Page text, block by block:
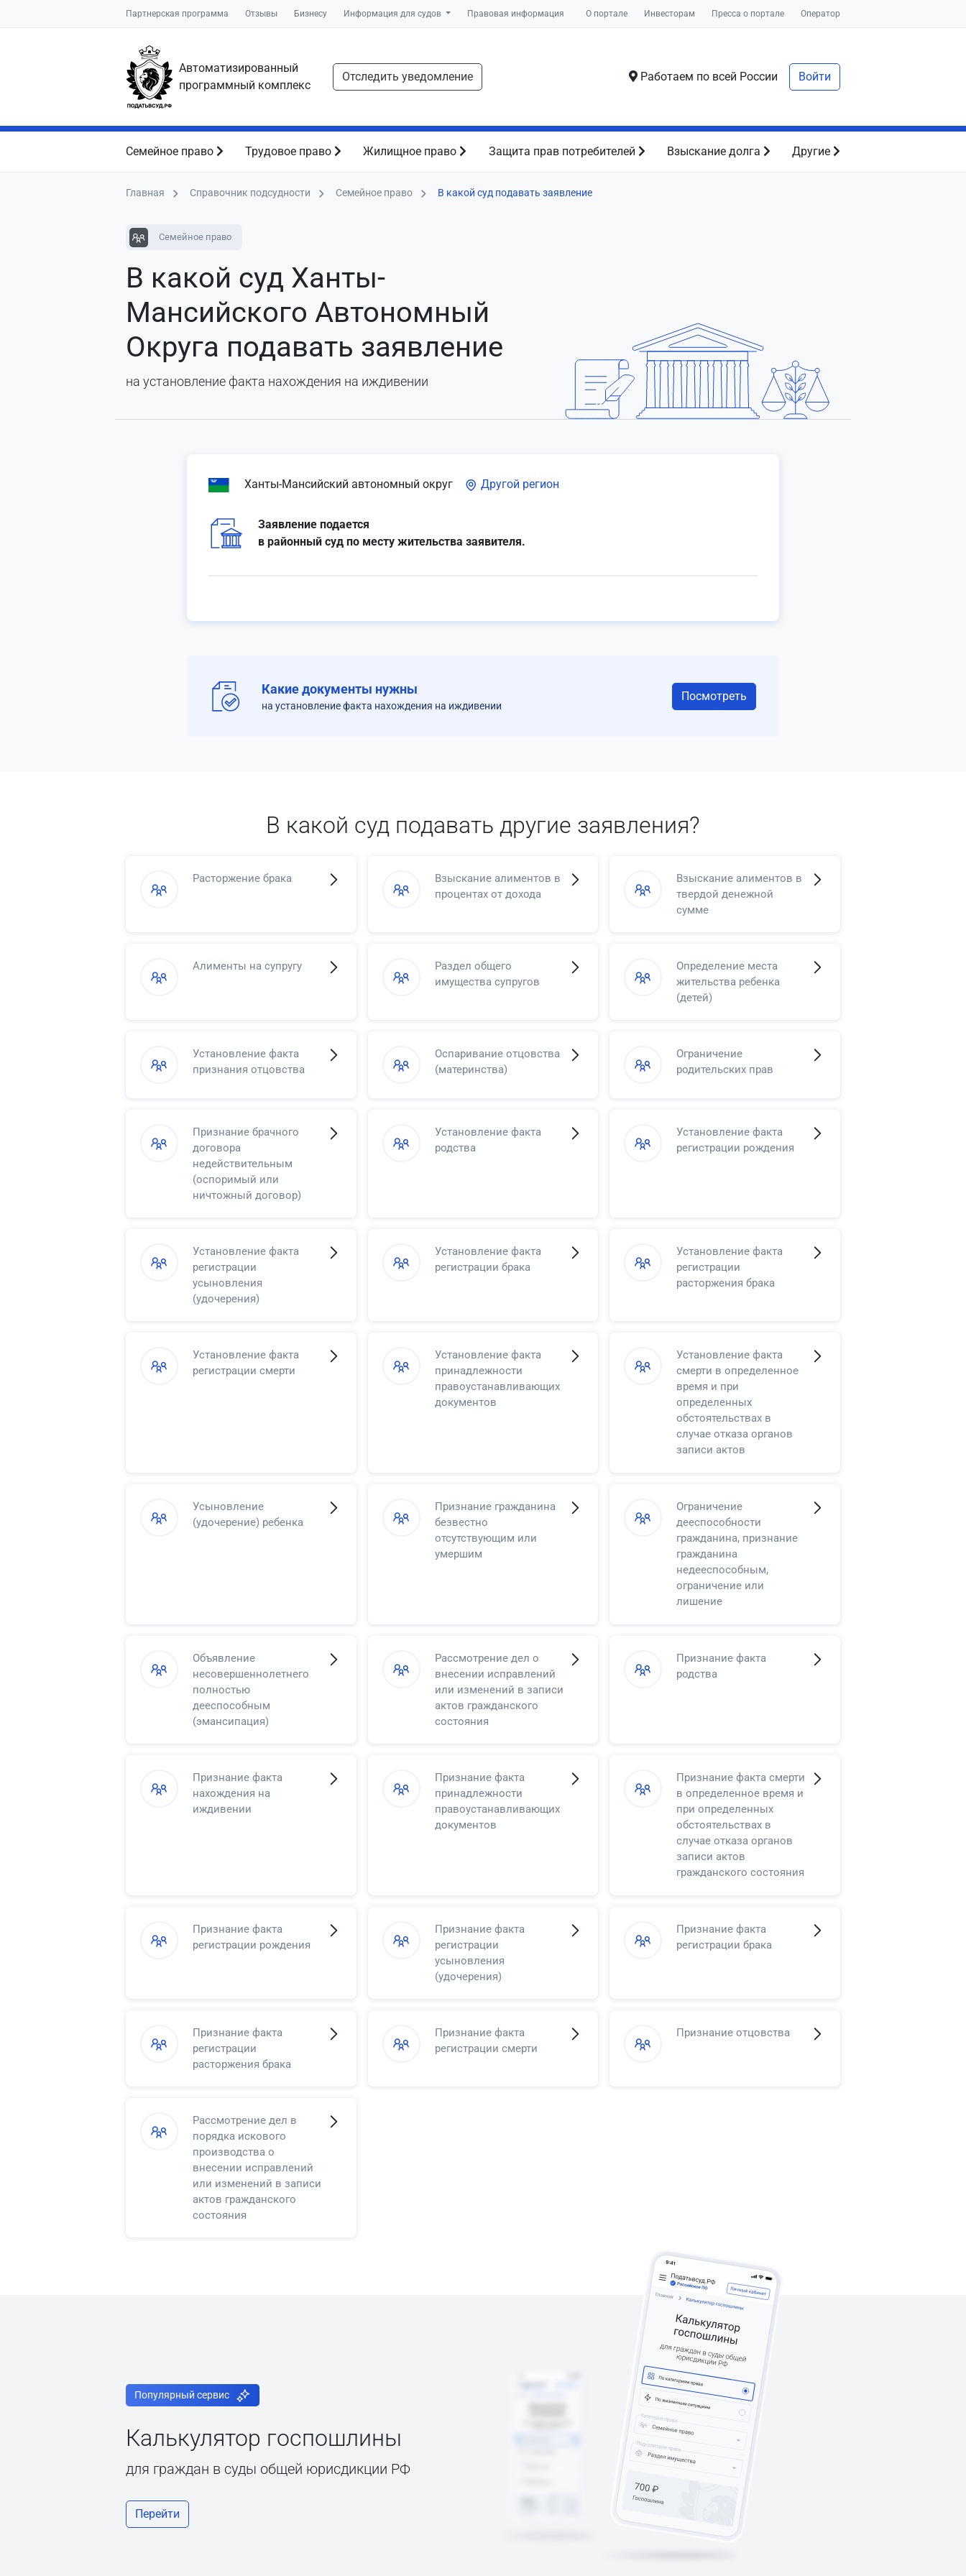
Партнерская программа Отзывы Бизнесу Информация для судов Правовая информация О портале Инвесторам Пресса о портале Оператор
Автоматизированный
программный комплекс
Отследить уведомление Работаем по всей России Войти
Семейное право Трудовое право Жилищное право Защита прав потребителей Взыскание долга Другие
Главная Справочник подсудности Семейное право В какой суд подавать заявление
Семейное право
В какой суд Ханты-
Мансийского Автономный
Округа подавать заявление
на установление факта нахождения на иждивении
Ханты-Мансийский автономный округ Другой регион
Заявление подается
в районный суд по месту жительства заявителя.
Какие документы нужны
на установление факта нахождения на иждивении
Посмотреть
В какой суд подавать другие заявления?
Расторжение брака
Взыскание алиментов в
процентах от дохода
Взыскание алиментов в
твердой денежной
сумме
Алименты на супругу
Раздел общего
имущества супругов
Определение места
жительства ребенка
(детей)
Установление факта
признания отцовства
Оспаривание отцовства
(материнства)
Ограничение
родительских прав
Признание брачного
договора
недействительным
(оспоримый или
ничтожный договор)
Установление факта
родства
Установление факта
регистрации рождения
Установление факта
регистрации
усыновления
(удочерения)
Установление факта
регистрации брака
Установление факта
регистрации
расторжения брака
Установление факта
регистрации смерти
Установление факта
принадлежности
правоустанавливающих
документов
Установление факта
смерти в определенное
время и при
определенных
обстоятельствах в
случае отказа органов
записи актов
Усыновление
(удочерение) ребенка
Признание гражданина
безвестно
отсутствующим или
умершим
Ограничение
дееспособности
гражданина, признание
гражданина
недееспособным,
ограничение или
лишение
восемнадцати лет права
самостоятельно
Объявление
несовершеннолетнего
полностью
дееспособным
(эмансипация)
Рассмотрение дел о
внесении исправлений
или изменений в записи
актов гражданского
состояния
Признание факта
родства
Признание факта
нахождения на
иждивении
Признание факта
принадлежности
правоустанавливающих
документов
Признание факта смерти
в определенное время и
при определенных
обстоятельствах в
случае отказа органов
записи актов
гражданского состояния
Признание факта
регистрации рождения
Признание факта
регистрации
усыновления
(удочерения)
Признание факта
регистрации брака
Признание факта
регистрации
расторжения брака
Признание факта
регистрации смерти
Признание отцовства
Рассмотрение дел в
порядка искового
производства о
внесении исправлений
или изменений в записи
актов гражданского
состояния
Популярный сервис
Калькулятор госпошлины
для граждан в суды общей юрисдикции РФ
Перейти